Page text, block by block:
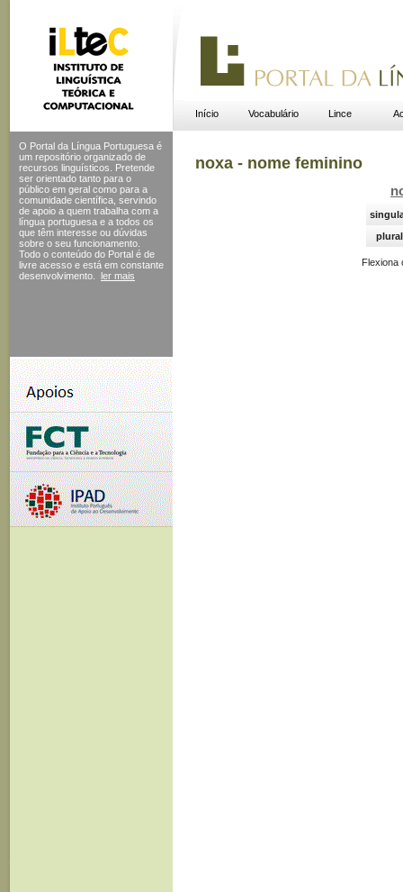
Início Vocabulário Lince
O Portal da Língua Portuguesa é
um repositório organizado de
recursos linguísticos. Pretende
ser orientado tanto para o
público em geral como para a
comunidade científica, servindo
de apoio a quem trabalha com a
língua portuguesa e a todos os
que têm interesse ou dúvidas
sobre o seu funcionamento.
Todo o conteúdo do Portal é de
livre acesso e está em constante
desenvolvimento.
ler mais
noxa - nome feminino
plural
Flexiona